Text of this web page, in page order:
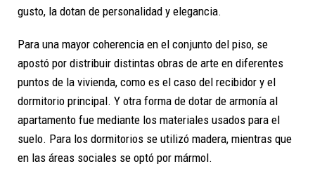
gusto, la dotan de personalidad y elegancia.
Para una mayor coherencia en el conjunto del piso, se
apostó por distribuir distintas obras de arte en diferentes
puntos de la vivienda, como es el caso del recibidor y el
dormitorio principal. Y otra forma de dotar de armonía al
apartamento fue mediante los materiales usados para el
suelo. Para los dormitorios se utilizó madera, mientras que
en las áreas sociales se optó por mármol.